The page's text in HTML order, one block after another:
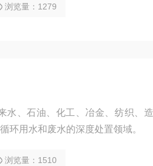
浏览量：1279
水、石油、化工、冶金、纺织、
环用水和废水的深度处置领域。
浏览量：1510